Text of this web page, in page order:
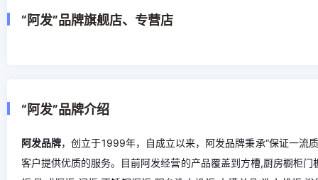
“阿发”品牌旗舰店、专营店
“阿发”品牌介绍
阿发品牌，创立于1999年，自成立以来，阿发品牌秉承“保证一流
客户提供优质的服务。目前阿发经营的产品覆盖到方槽,厨房橱柜